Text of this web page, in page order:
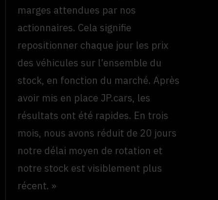
marges attendues par nos
actionnaires. Cela signifie
repositionner chaque jour les prix
des véhicules sur l’ensemble du
stock, en fonction du marché. Après
avoir mis en place JP.cars, les
résultats ont été rapides. En trois
mois, nous avons réduit de 20 jours
notre délai moyen de rotation et
notre stock est visiblement plus
récent. »